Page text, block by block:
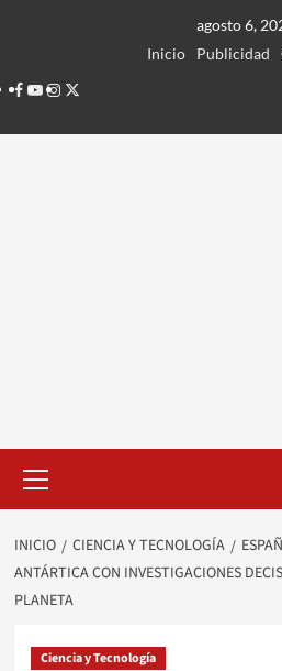
agosto 6,
Inicio
Publicidad
Facebook
Youtube
Instagram
Twitter
principal
INICIO CIENCIA Y TECNOLOGÍA
ANTÁRTICA CON INVESTIGACIONES
PLANETA
Ciencia y Tecnología